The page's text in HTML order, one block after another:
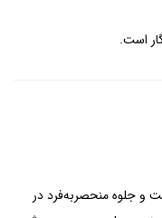
و جلوه منحصربه‌فرد در